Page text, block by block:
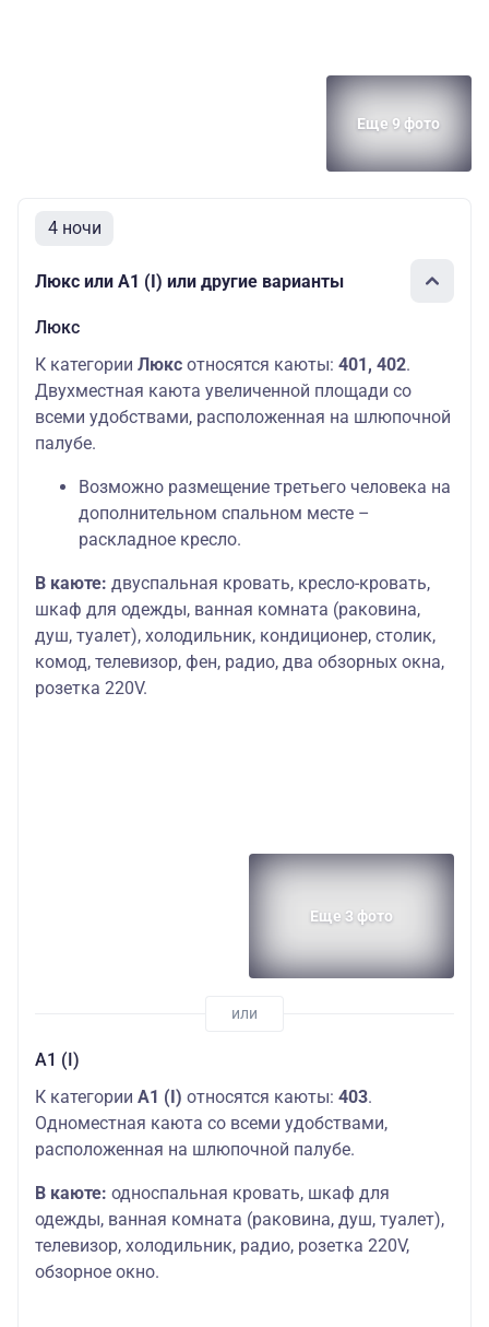
Еще 9 фото
4 ночи
Люкс или А1 (I) или другие варианты
Люкс
К категории Люкс относятся каюты: 401, 402.
Двухместная каюта увеличенной площади со
всеми удобствами, расположенная на шлюпочной
палубе.
Возможно размещение третьего человека на
дополнительном спальном месте –
раскладное кресло.
В каюте: двуспальная кровать, кресло-кровать,
шкаф для одежды, ванная комната (раковина,
душ, туалет), холодильник, кондиционер, столик,
комод, телевизор, фен, радио, два обзорных окна,
розетка 220V.
Еще 3 фото
А1 (I)
К категории А1 (I) относятся каюты: 403.
Одноместная каюта со всеми удобствами,
расположенная на шлюпочной палубе.
В каюте: односпальная кровать, шкаф для
одежды, ванная комната (раковина, душ, туалет),
телевизор, холодильник, радио, розетка 220V,
обзорное окно.